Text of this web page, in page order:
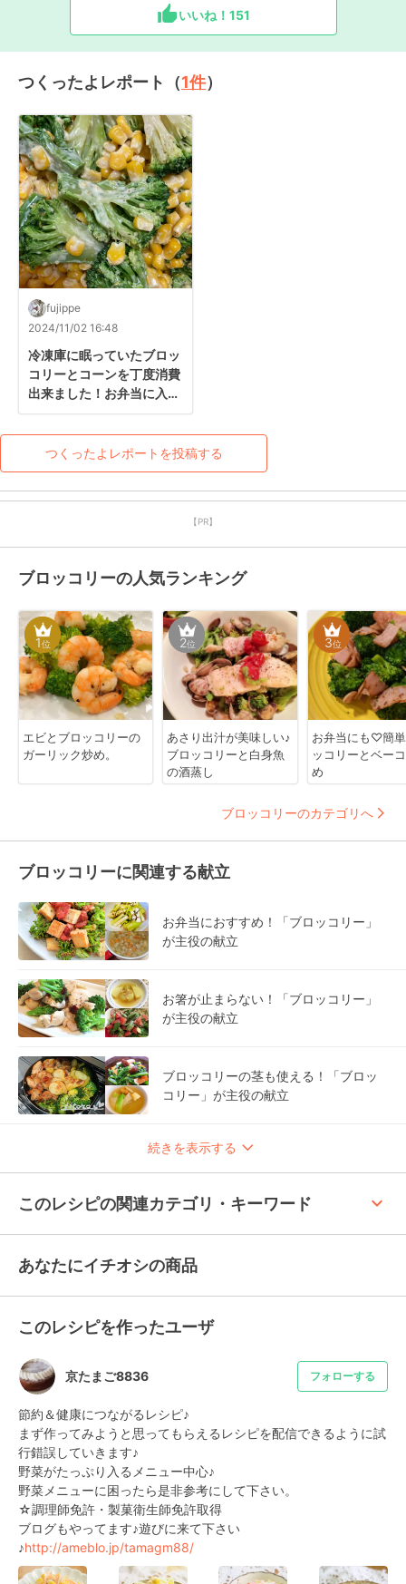
いいね！ 151
つくったよレポート（1件）
fujippe
2024/11/02 16:48
冷凍庫に眠っていたブロッ
コリーとコーンを丁度消費
出来ました！お弁当に入れ
つくったよレポートを投稿する
【PR】
ブロッコリーの人気ランキング
1位
エビとブロッコリーの
ガーリック炒め。
2位
あさり出汁が美味しい♪
ブロッコリーと白身魚
の酒蒸し
3位
お弁当にも♡簡
ッコリーとベー
め
ブロッコリーのカテゴリへ
ブロッコリーに関連する献立
お弁当におすすめ！「ブロッコリー」
が主役の献立
お箸が止まらない！「ブロッコリー」
が主役の献立
ブロッコリーの茎も使える！「ブロッ
コリー」が主役の献立
続きを表示する
このレシピの関連カテゴリ・キーワード keyboard_arrow_up
あなたにイチオシの商品
このレシピを作ったユーザ
京たまご8836 フォローする
節約＆健康につながるレシピ♪
まず作ってみようと思ってもらえるレシピを配信できるように試
行錯誤していきます♪
野菜がたっぷり入るメニュー中心♪
野菜メニューに困ったら是非参考にして下さい。
☆調理師免許・製菓衛生師免許取得
ブログもやってます♪遊びに来て下さい
♪http://ameblo.jp/tamagm88/